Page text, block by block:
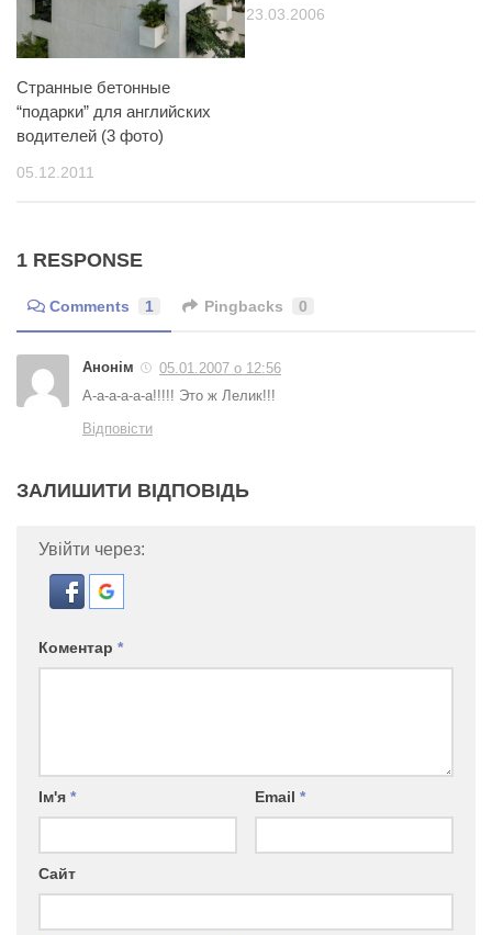
Странные бетонные
“подарки” для английских
водителей (3 фото)
05.12.2011
23.03.2006
1 RESPONSE
Comments 1 Pingbacks 0
Анонім
05.01.2007 о 12:56
А-а-а-а-а-а!!!!! Это ж Лелик!!!
Відповісти
ЗАЛИШИТИ ВІДПОВІДЬ
Увійти через:
Коментар *
Ім'я * Email *
Сайт